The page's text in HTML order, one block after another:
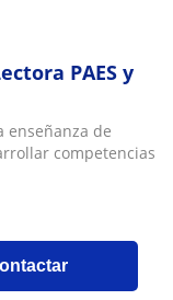
PAES y
enseñanza de
competencias